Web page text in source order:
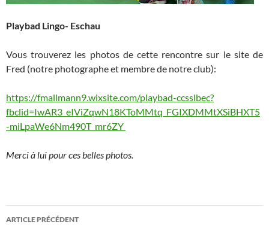
Playbad Lingo- Eschau
Vous trouverez les photos de cette rencontre sur le site de
Fred (notre photographe et membre de notre club):
https://fmallmann9.wixsite.com/playbad-ccsslbec?
fbclid=IwAR3_eIViZqwN18KToMMtq_FGIXDMMtXSiBHXT5
-miLpaWe6Nm490T_mr6ZY
Merci à lui pour ces belles photos.
Navigation
ARTICLE PRÉCÉDENT